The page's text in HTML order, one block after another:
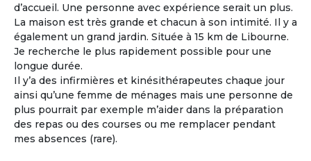
d’accueil. Une personne avec expérience serait un plus.
La maison est très grande et chacun à son intimité. Il y a
également un grand jardin. Située à 15 km de Libourne.
Je recherche le plus rapidement possible pour une
longue durée.
Il y’a des infirmières et kinésithérapeutes chaque jour
ainsi qu’une femme de ménages mais une personne de
plus pourrait par exemple m’aider dans la préparation
des repas ou des courses ou me remplacer pendant
mes absences (rare).